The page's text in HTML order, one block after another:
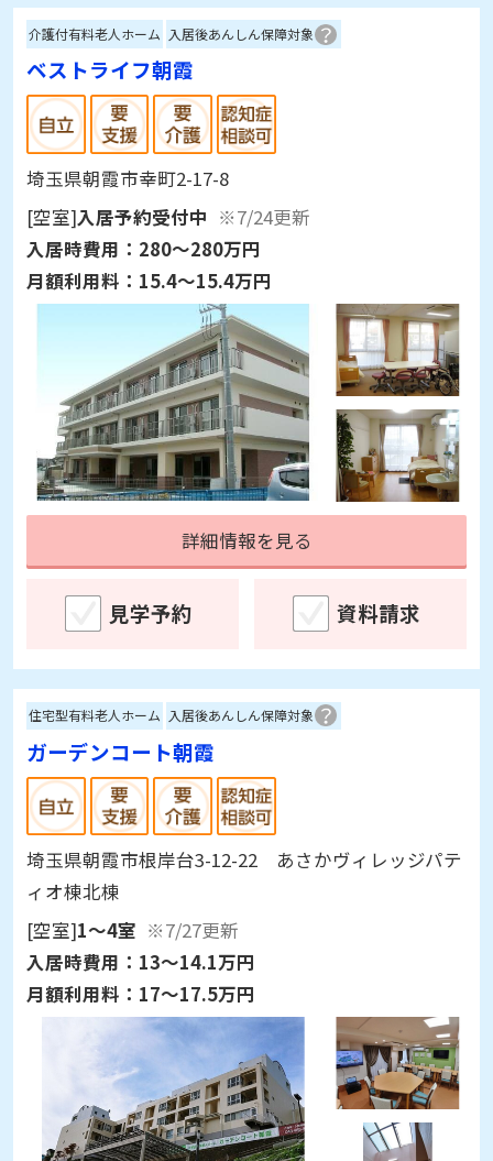
介護付有料老人ホーム 入居後あんしん保障対象
ベストライフ朝霞
埼玉県朝霞市幸町2-17-8
[空室]入居予約受付中 ※7/24更新
入居時費用： 280～280万円
月額利用料： 15.4～15.4万円
詳細情報を見る
見学予約 資料請求
住宅型有料老人ホーム 入居後あんしん保障対象
ガーデンコート朝霞
埼玉県朝霞市根岸台3-12-22 あさかヴィレッジパテ
ィオ棟北棟
[空室]1～4室 ※7/27更新
入居時費用： 13～14.1万円
月額利用料： 17～17.5万円